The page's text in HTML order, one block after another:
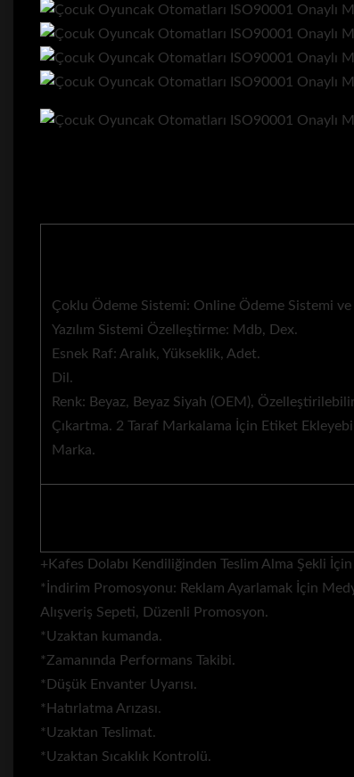
Çoklu Ödeme Sistemi: Online Ödeme Sistemi
Yazılım Sistemi Özelleştirme: Mdb, Dex.
Esnek Raf: Aralık, Yükseklik, Adet.
Dil.
Renk: Beyaz, Beyaz Siyah (OEM),
Çıkartma. 2 Taraf Markalama İçin Etiket
Marka.
+Kafes Dolabı Kendiliğinden Teslim Alma Şekli İçin
*İndirim Promosyonu: Reklam Ayarlamak İçin
Alışveriş Sepeti, Düzenli Promosyon.
*Uzaktan kumanda.
*Zamanında Performans Takibi.
*Düşük Envanter Uyarısı.
*Hatırlatma Arızası.
*Uzaktan Teslimat.
*Uzaktan Sıcaklık Kontrolü.